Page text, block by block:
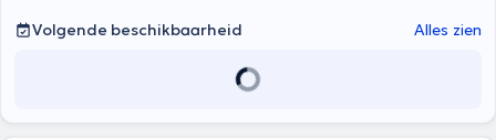
Volgende beschikbaarheid
Alles zien